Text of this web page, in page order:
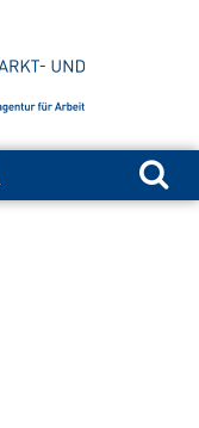
Suchen nach: